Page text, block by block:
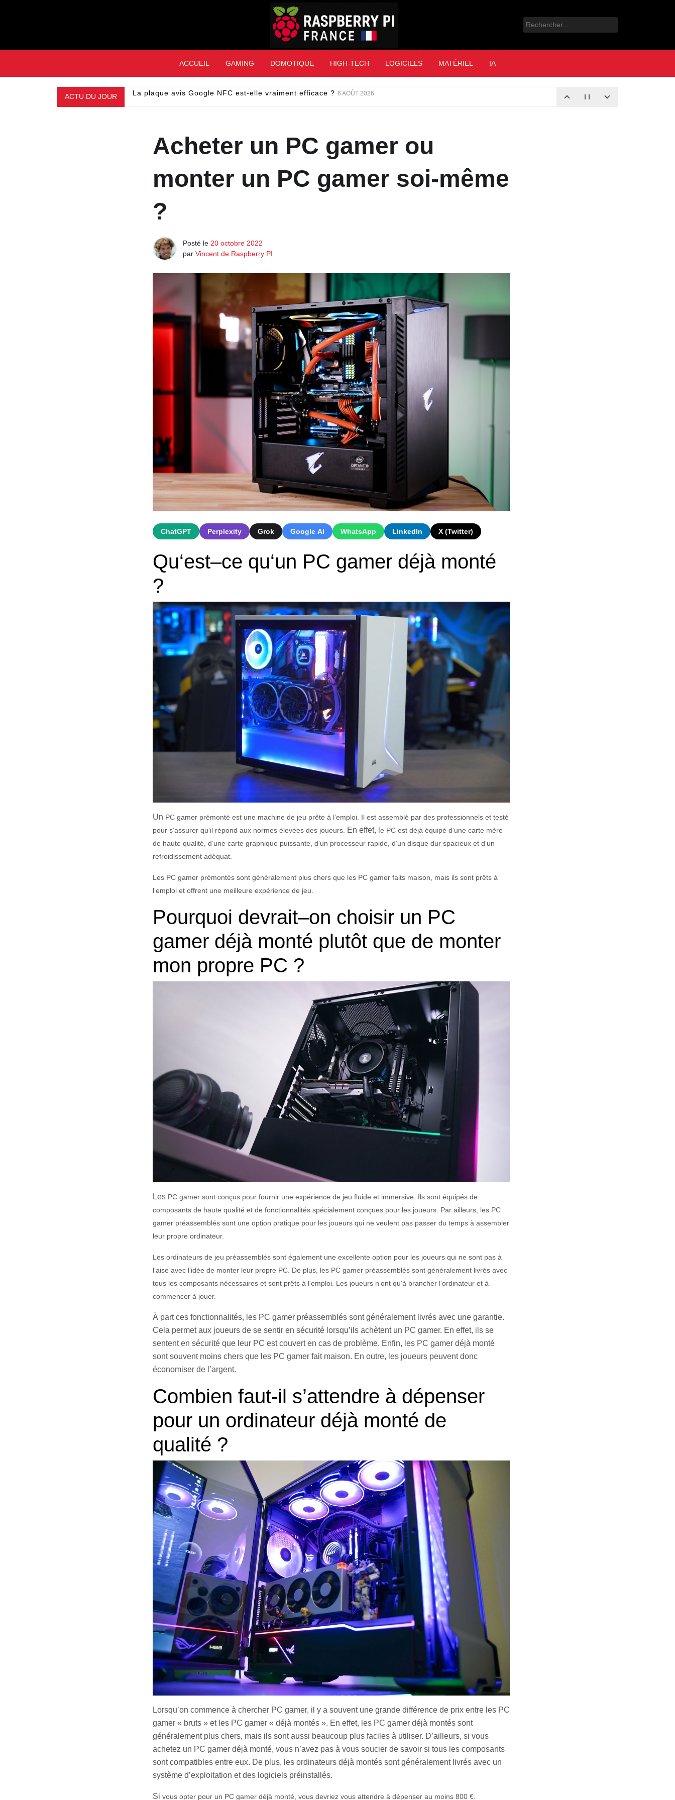
Raspberry Pi France
Rechercher :
ACCUEIL GAMING DOMOTIQUE HIGH-TECH LOGICIELS MATÉRIEL IA
ACTU DU JOUR La plaque avis Google NFC est-elle vraiment efficace ? 6 AOÛT 2026
Acheter un PC gamer ou
monter un PC gamer soi-même
?
Posté le 20 octobre 2022
par Vincent de Raspberry PI
ChatGPT Perplexity Grok Google AI WhatsApp LinkedIn X (Twitter)
Qu‘est–ce qu‘un PC gamer déjàmonté
?
Un PC gamer prémonté est une machine de jeu prête à l‘emploi Il est assemblé par des professionnels et testé
pour s‘assurer qu‘il répond aux normes élevées des joueurs En effet, l e PC est déjà équipé d‘une carte mère
de haute qualité d‘une carte graphique puissante d‘un processeur rapide d‘un disque dur spacieux et d‘un
refroidissement adéquat
Les PC gamer prémontés sont généralement plus chers que les PC gamer faits maison mais ils sont prêts à
l‘emploi et offrent une meilleure expérience de jeu
Pourquoi devrait–on choisir un PC
gamer déjàmonté plutôt que de monter
mon propre PC ?
Les PC gamer sont conçus pour fournir une expérience de jeu fluide et immersive Ils sont équipés de
composants de haute qualité et de fonctionnalités spécialement conçues pour les joueurs Par ailleurs, les PC
gamer préassemblés sont une option pratique pour les joueurs qui ne veulent pas passer du temps à assembler
leur propre ordinateur.
Les ordinateurs de jeu préassemblés sont également une excellente option pour les joueurs qui ne sont pas à
l‘aise avec l‘idée de monter leur propre PC. De plus, les PC gamer préassemblés sont généralement livrés avec
tous les composants nécessaires et sont prêts à l‘emploi Les joueurs n‘ont qu‘à brancher l‘ordinateur et à
commencer à jouer.
À part ces fonctionnalités, les PC gamer préassemblés sont généralement livrés avec une garantie.
Cela permet aux joueurs de se sentir en sécurité lorsqu’ils achètent un PC gamer. En effet, ils se
sentent en sécurité que leur PC est couvert en cas de problème. Enfin, les PC gamer déjà monté
sont souvent moins chers que les PC gamer fait maison. En outre, les joueurs peuvent donc
économiser de l’argent.
Combien faut-il s’attendre à dépenser
pour un ordinateur déjà monté de
qualité ?
Lorsqu’on commence à chercher PC gamer, il y a souvent une grande différence de prix entre les PC
gamer « bruts » et les PC gamer « déjà montés ». En effet, les PC gamer déjà montés sont
généralement plus chers, mais ils sont aussi beaucoup plus faciles à utiliser. D’ailleurs, si vous
achetez un PC gamer déjà monté, vous n’avez pas à vous soucier de savoir si tous les composants
sont compatibles entre eux. De plus, les ordinateurs déjà montés sont généralement livrés avec un
système d’exploitation et des logiciels préinstallés.
Si vous opter pour un PC gamer déjà monté, vous devriez vous attendre à dépenser au moins 800 €.